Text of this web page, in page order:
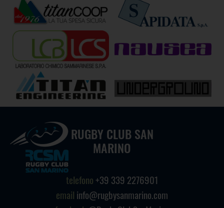
RUGBY CLUB SAN
MARINO
telefono+39 339 2276901
email info@rugbysanmarino.com